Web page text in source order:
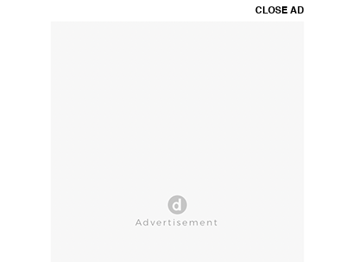
CLOSE AD